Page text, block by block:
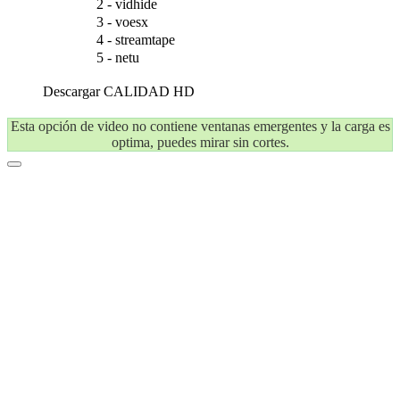
2 - vidhide
3 - voesx
4 - streamtape
5 - netu
DescargarCALIDAD HD
Esta opción de video no contiene ventanas emergentes y la carga es
optima, puedes mirar sin cortes.